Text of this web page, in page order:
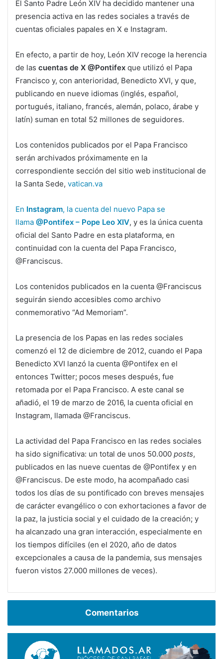
El Santo Padre León XIV ha decidido mantener una
presencia activa en las redes sociales a través de
cuentas oficiales papales en X e Instagram.
En efecto, a partir de hoy, León XIV recoge la herencia
de las cuentas de X @Pontifex que utilizó el Papa
Francisco y, con anterioridad, Benedicto XVI, y que,
publicando en nueve idiomas (inglés, español,
portugués, italiano, francés, alemán, polaco, árabe y
latín) suman en total 52 millones de seguidores.
Los contenidos publicados por el Papa Francisco
serán archivados próximamente en la
correspondiente sección del sitio web institucional de
la Santa Sede, vatican.va
En Instagram, la cuenta del nuevo Papa se
llama @Pontifex – Pope Leo XIV, y es la única cuenta
oficial del Santo Padre en esta plataforma, en
continuidad con la cuenta del Papa Francisco,
@Franciscus.
Los contenidos publicados en la cuenta @Franciscus
seguirán siendo accesibles como archivo
conmemorativo “Ad Memoriam”.
La presencia de los Papas en las redes sociales
comenzó el 12 de diciembre de 2012, cuando el Papa
Benedicto XVI lanzó la cuenta @Pontifex en el
entonces Twitter; pocos meses después, fue
retomada por el Papa Francisco. A este canal se
añadió, el 19 de marzo de 2016, la cuenta oficial en
Instagram, llamada @Franciscus.
La actividad del Papa Francisco en las redes sociales
ha sido significativa: un total de unos 50.000 posts,
publicados en las nueve cuentas de @Pontifex y en
@Franciscus. De este modo, ha acompañado casi
todos los días de su pontificado con breves mensajes
de carácter evangélico o con exhortaciones a favor de
la paz, la justicia social y el cuidado de la creación; y
ha alcanzado una gran interacción, especialmente en
los tiempos difíciles (en el 2020, año de datos
excepcionales a causa de la pandemia, sus mensajes
fueron vistos 27.000 millones de veces).
Comentarios